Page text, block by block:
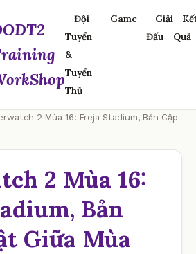
Đội
Tuyển
&
Tuyển
Thủ
Game
Giải
Đấu
Quả
2 Mùa 16: Freja Stadium, Bản Cập
2 Mùa 16:
Bản
Giữa Mùa